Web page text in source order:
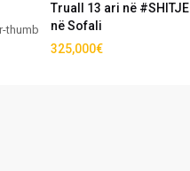
Truall 13 ari në #SHITJE
në Sofali
325,000€